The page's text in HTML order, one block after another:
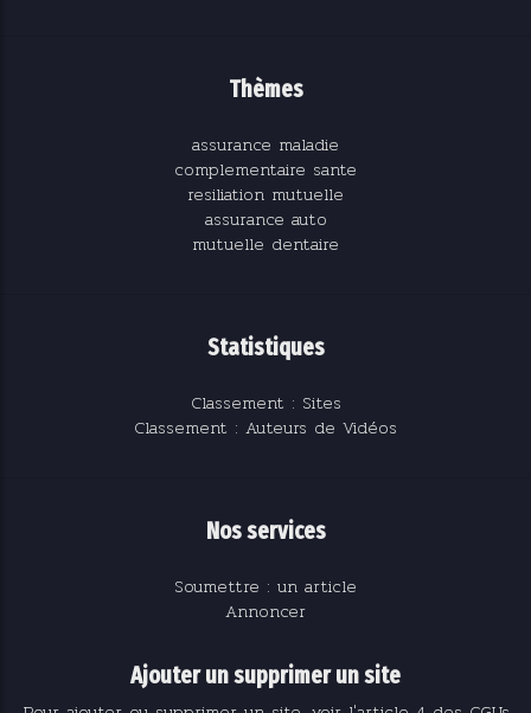
Thèmes
assurance maladie
complementaire sante
resiliation mutuelle
assurance auto
mutuelle dentaire
Statistiques
Classement : Sites
Classement : Auteurs de Vidéos
Nos services
Soumettre : un article
Annoncer
Ajouter un supprimer un site